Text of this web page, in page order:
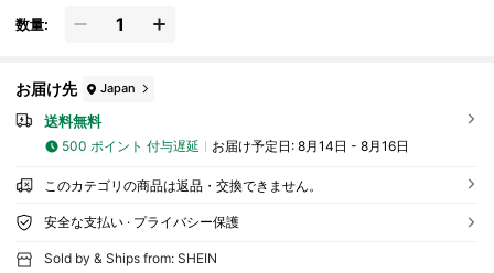
数量:
お届け先 Japan
送料無料
500 ポイント 付与遅延 お届け予定日: 8月14日 - 8月16日
このカテゴリの商品は返品・交換できません。
安全な支払い · プライバシー保護
Sold by & Ships from: SHEIN